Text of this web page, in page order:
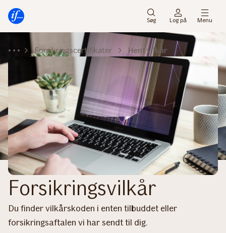
Søg Log på Menu
Forsikringscertifikater Hent vilkår
Forsikringsvilkår
Du finder vilkårskoden i enten tilbuddet eller
forsikringsaftalen vi har sendt til dig.